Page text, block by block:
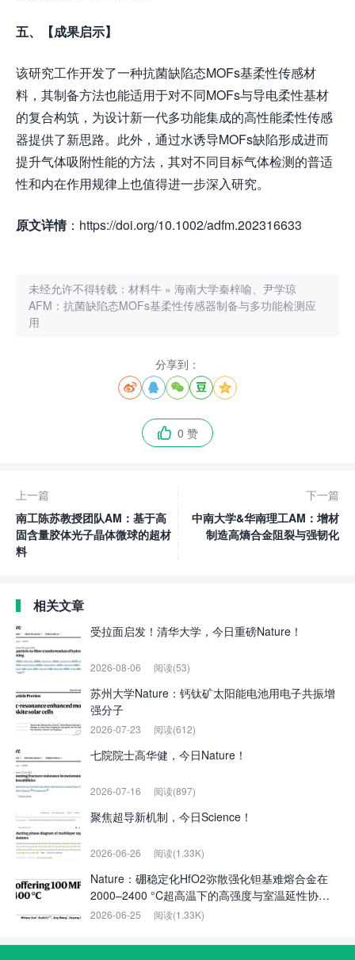
五、【成果启示】
该研究工作开发了一种抗菌缺陷态MOFs基柔性传感材
料，其制备方法也能适用于对不同MOFs与导电柔性基材
的复合构筑，为设计新一代多功能集成的高性能柔性传感
器提供了新思路。此外，通过水诱导MOFs缺陷形成进而
提升气体吸附性能的方法，其对不同目标气体检测的普适
性和内在作用规律上也值得进一步深入研究。
原文详情：https://doi.org/10.1002/adfm.202316633
未经允许不得转载： 材料牛 » 海南大学秦梓喻、尹学琼
AFM：抗菌缺陷态MOFs基柔性传感器制备与多功能检测应
用
分享到：
    
 0 赞
上一篇
南工陈苏教授团队AM：基于高
固含量胶体光子晶体微球的超材
料
下一篇
中南大学&华南理工AM：增材
制造高熵合金阻裂与强韧化
相关文章
受拉面启发！清华大学，今日重磅Nature！
2026-08-06 阅读(53)
苏州大学Nature：钙钛矿太阳能电池用电子共振增
强分子
2026-07-23 阅读(612)
七院院士高华健，今日Nature！
2026-07-16 阅读(897)
聚焦超导新机制，今日Science！
2026-06-26 阅读(1.33K)
Nature：硼稳定化HfO2弥散强化钽基难熔合金在
2000–2400 °C超高温下的高强度与室温延性协同
实现
2026-06-25 阅读(1.33K)